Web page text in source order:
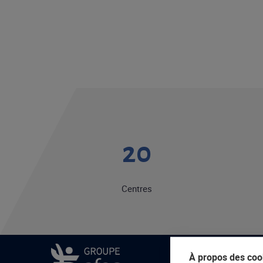
20
Centres
À propos des